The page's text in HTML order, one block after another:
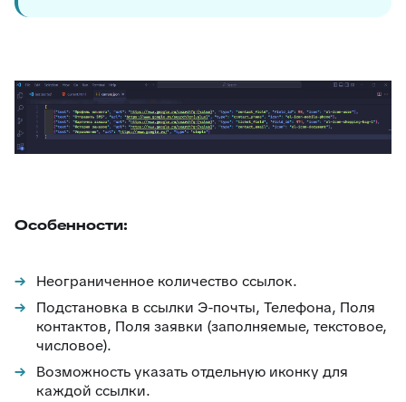
Особенности:
Неограниченное количество ссылок.
Подстановка в ссылки Э-почты, Телефона, Поля
контактов, Поля заявки (заполняемые, текстовое,
числовое).
Возможность указать отдельную иконку для
каждой ссылки.